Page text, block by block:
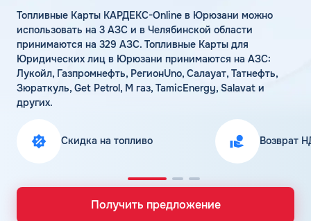
Топливные Карты КАРДЕКС-Online в Юрюзани можно
использовать на 3 АЗС и в Челябинской области
принимаются на 329 АЗС. Топливные Карты для
Юридических лиц в Юрюзани принимаются на АЗС:
Лукойл, Газпромнефть, РегионUno, Салауат, Татнефть,
Зюраткуль, Get Petrol, М газ, TamicEnergy, Salavat и
других.
Скидка на топливо Возврат
Получить предложение